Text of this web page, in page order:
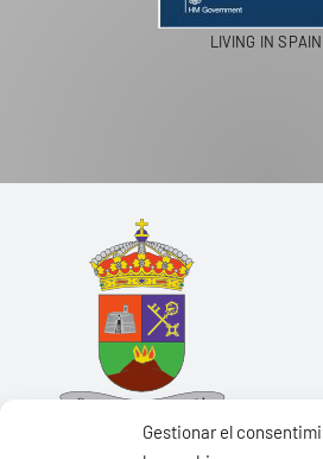
Gestionar el
LIVING IN SPAIN